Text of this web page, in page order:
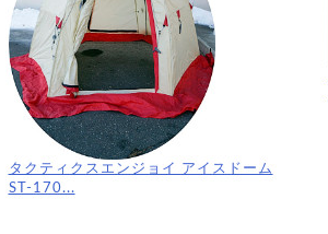
タクティクスエンジョイ アイスドーム
ST-170...